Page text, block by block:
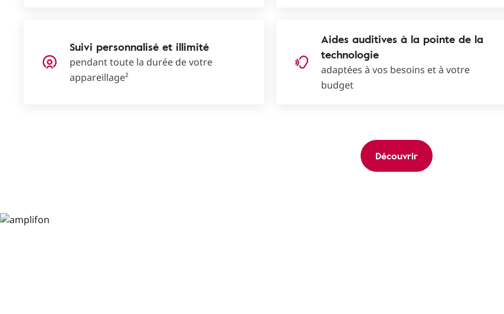
Suivi personnalisé et illimité
pendant toute la durée de votre
appareillage²
Aides auditives à la pointe de la
technologie
adaptées à vos besoins et à votre
budget
Découvrir